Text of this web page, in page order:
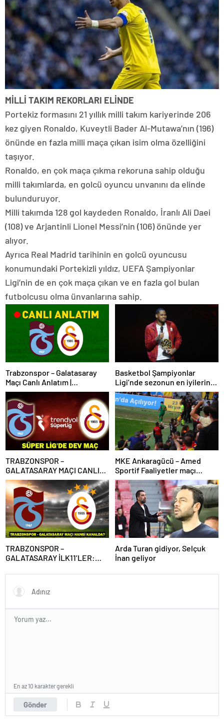
MİLLİ TAKIM REKORLARI ELİNDE
Portekiz formasını 21 yıllık milli takım kariyerinde 206
kez giyen Ronaldo, Kuveytli Bader Al-Mutawa’nın (196)
önünde en fazla milli maça çıkan isim olma özelliğini
taşıyor.
Ronaldo, en çok maça çıkma rekoruna sahip olduğu
milli takımlarda, en golcü oyuncu unvanını da elinde
bulunduruyor.
Milli takımda 128 gol kaydeden Ronaldo, İranlı Ali Daei
(108) ve Arjantinli Lionel Messi’nin (106) önünde yer
alıyor.
Ayrıca Real Madrid tarihinin en golcü oyuncusu
konumundaki Portekizli yıldız, UEFA Şampiyonlar
Ligi’nin de en çok maça çıkan ve en fazla gol bulan
futbolcusu olma ünvanlarına sahip.
Trabzonspor – Galatasaray
Maçı Canlı Anlatım |
Trabzonspor – Galatasaray
Bein Sports 1 Canlı İzle | Lider,
Trabzon deplasmanında
Basketbol Şampiyonlar
Ligi’nde sezonun en iyilerine
ödülleri verildi
TRABZONSPOR –
GALATASARAY MAÇI CANLI
İZLE | Trabzonspor-
Galatasaray maçı canlı izleme
bilgileri! Süper Lig’de dev
maç!
MKE Ankaragücü – Amed
Sportif Faaliyetler maçı
olaylarla başladı
TRABZONSPOR –
GALATASARAY İLK11’LER:
maçı hangi kanalda, saat
kaçta?
Arda Turan gidiyor, Selçuk
İnan geliyor
Gönder
En az 10 karakter gerekli